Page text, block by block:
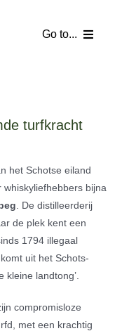
Go to...
turfkracht
het Schotse eiland
bijna
. De distilleerderij
de plek kent een
1794 illegaal
uit het Schots-
kleine landtong’.
compromisloze
met een krachtig